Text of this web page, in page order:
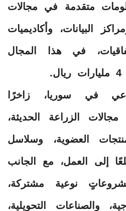
متقدمة في مجالات
البيانات، وأكاديميات
في هذا المجال
في سوريا، زاخرًا
الزراعة الحديثة،
العضوية، وسلاسل
إلى العمل، مع الجانب
نوعية مشتركة،
والصناعات التحويلية،